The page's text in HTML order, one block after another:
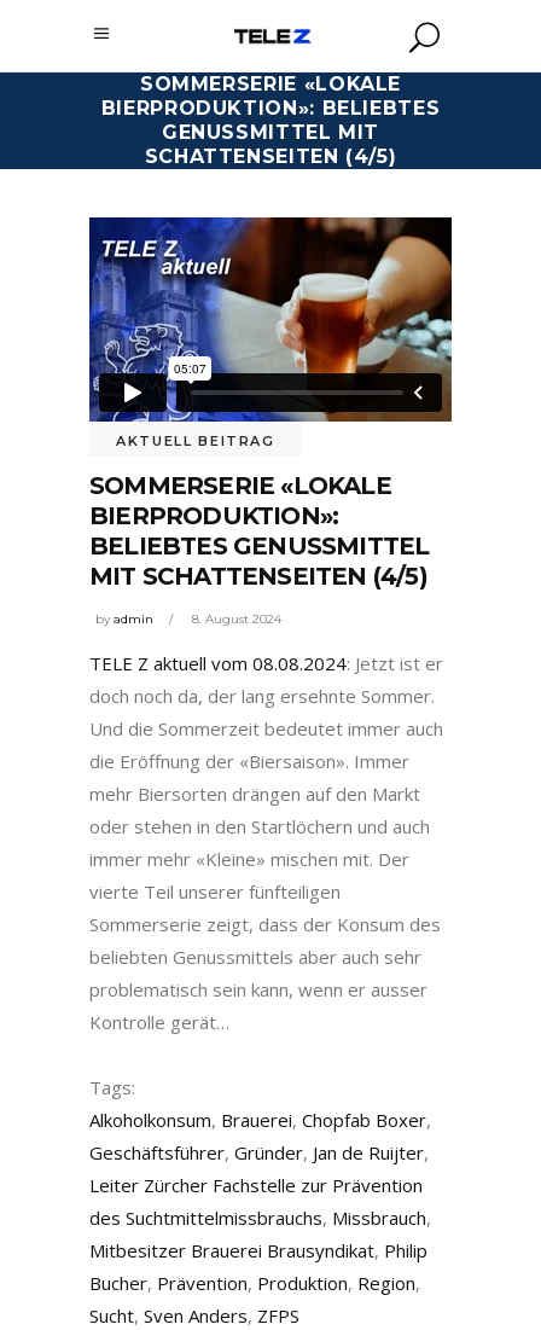
SOMMERSERIE «LOKALE
BIERPRODUKTION»: BELIEBTES
GENUSSMITTEL MIT
SCHATTENSEITEN (4/5)
AKTUELL BEITRAG
SOMMERSERIE «LOKALE
BIERPRODUKTION»:
BELIEBTES GENUSSMITTEL
MIT SCHATTENSEITEN (4/5)
byadmin 8. August 2024
TELE Z aktuell vom 08.08.2024: Jetzt ist er
doch noch da, der lang ersehnte Sommer.
Und die Sommerzeit bedeutet immer auch
die Eröffnung der «Biersaison». Immer
mehr Biersorten drängen auf den Markt
oder stehen in den Startlöchern und auch
immer mehr «Kleine» mischen mit. Der
vierte Teil unserer fünfteiligen
Sommerserie zeigt, dass der Konsum des
beliebten Genussmittels aber auch sehr
problematisch sein kann, wenn er ausser
Kontrolle gerät…
Tags:
Alkoholkonsum, Brauerei, Chopfab Boxer,
Geschäftsführer, Gründer, Jan de Ruijter,
Leiter Zürcher Fachstelle zur Prävention
des Suchtmittelmissbrauchs, Missbrauch,
Mitbesitzer Brauerei Brausyndikat, Philip
Bucher, Prävention, Produktion, Region,
Sucht, Sven Anders, ZFPS